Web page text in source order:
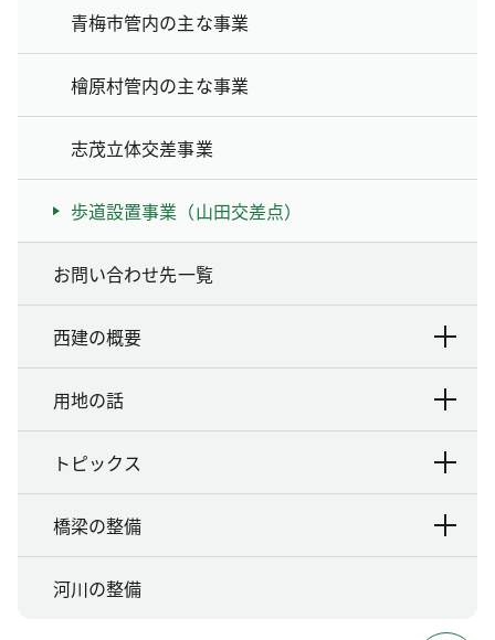
青梅市管内の主な事業
檜原村管内の主な事業
志茂立体交差事業
歩道設置事業（山田交差点）
お問い合わせ先一覧
西建の概要
用地の話
トピックス
橋梁の整備
河川の整備